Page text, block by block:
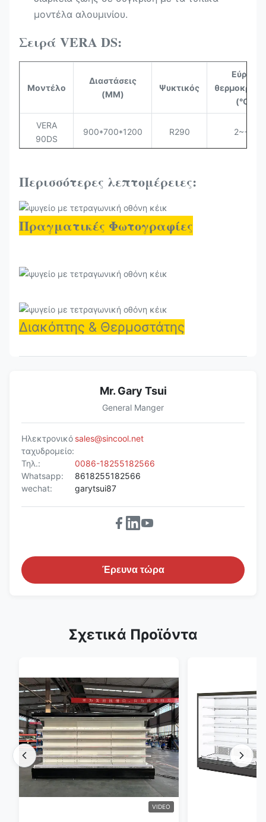
μοντέλα αλουμινίου.
Σειρά VERA DS:
Μοντέλο
Διαστάσεις
(MM)
Ψυκτικός
Εύρος
(°C)
VERA
90DS
900*700*1200 R290 2~+8
150DS
1500*700*1200
VERA
VERA
2100*700*1200
Περισσότερες λεπτομέρειες:
Πραγματικές Φωτογραφίες
Διακόπτης & Θερμοστάτης
Mr. Gary Tsui
General Manger
Ηλεκτρονικό
ταχυδρομείο:
sales@sincool.net
Τηλ.:
0086-18255182566
Whatsapp:
8618255182566
wechat:
garytsui87
Έρευνα τώρα
Σχετικά Προϊόντα
VIDEO